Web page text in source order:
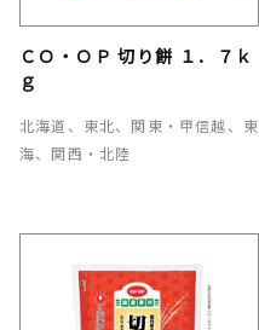
ＣＯ・ＯＰ 切り餅 １．７ｋ
ｇ
北海道、東北、関東・甲信越、東
海、関西・北陸